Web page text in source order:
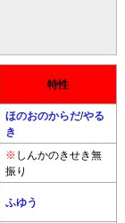
特性
ほのおのからだ/やる
き
※ しんかのきせき無
振り
ふゆう